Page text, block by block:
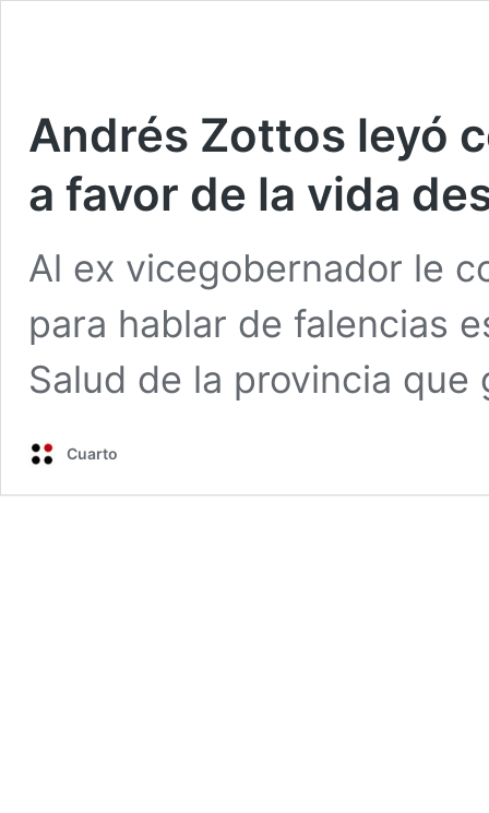
Andrés Zottos leyó
a favor de la vida
Al ex vicegobernador le
para hablar de falencias
Salud de la provincia
Cuarto